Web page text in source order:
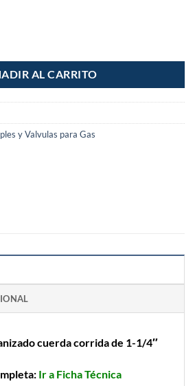
AL CARRITO
y Valvulas para Gas
cuerda corrida de 1-1/4″
Ir a Ficha Técnica